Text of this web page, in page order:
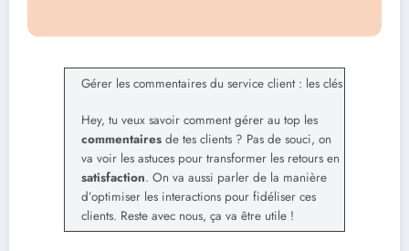
Gérer les commentaires du service client : les clés
Hey, tu veux savoir comment gérer au top les
commentaires de tes clients ? Pas de souci, on
va voir les astuces pour transformer les retours en
satisfaction. On va aussi parler de la manière
d’optimiser les interactions pour fidéliser ces
clients. Reste avec nous, ça va être utile !